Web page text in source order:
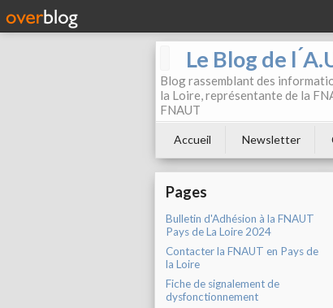
Le Blog de l
Blog rassemblant des
la Loire, représentante de la
FNAUT
Accueil Newsletter
Pages
Bulletin d'Adhésion à la FNAUT
Pays de La Loire 2024
Contacter la FNAUT en Pays de
la Loire
Fiche de signalement de
dysfonctionnement